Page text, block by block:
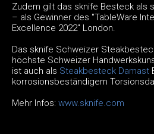
Zudem gilt das sknife Besteck als
– als Gewinner des "TableWare
Excellence 2022" London.
Das sknife Schweizer
höchste Schweizer
ist auch als Steakbesteck Damast
korrosionsbeständigem
Mehr Infos: www.sknife.com